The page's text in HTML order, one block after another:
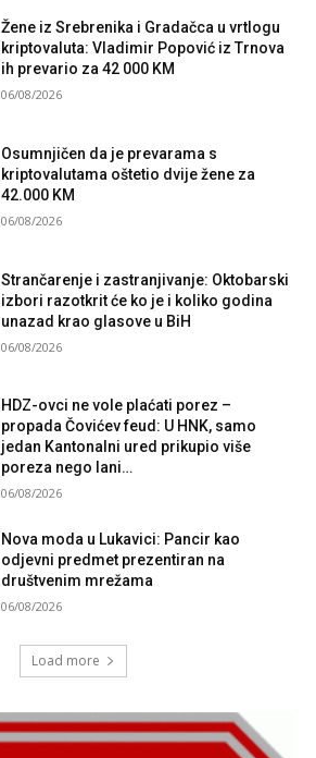
Žene iz Srebrenika i Gradačca u vrtlogu
kriptovaluta: Vladimir Popović iz Trnova
ih prevario za 42 000 KM
06/08/2026
Osumnjičen da je prevarama s
kriptovalutama oštetio dvije žene za
42.000 KM
06/08/2026
Strančarenje i zastranjivanje: Oktobarski
izbori razotkrit će ko je i koliko godina
unazad krao glasove u BiH
06/08/2026
HDZ-ovci ne vole plaćati porez –
propada Čovićev feud: U HNK, samo
jedan Kantonalni ured prikupio više
poreza nego lani…
06/08/2026
Nova moda u Lukavici: Pancir kao
odjevni predmet prezentiran na
društvenim mrežama
06/08/2026
Load more